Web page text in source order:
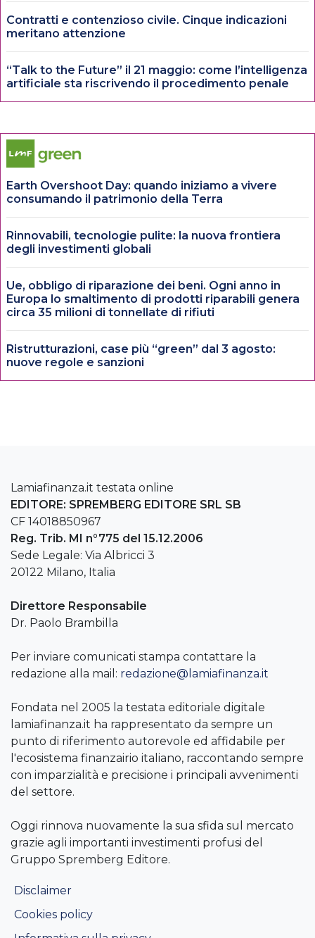
Contratti e contenzioso civile. Cinque indicazioni
meritano attenzione
“Talk to the Future” il 21 maggio: come l’intelligenza
artificiale sta riscrivendo il procedimento penale
Earth Overshoot Day: quando iniziamo a vivere
consumando il patrimonio della Terra
Rinnovabili, tecnologie pulite: la nuova frontiera
degli investimenti globali
Ue, obbligo di riparazione dei beni. Ogni anno in
Europa lo smaltimento di prodotti riparabili genera
circa 35 milioni di tonnellate di rifiuti
Ristrutturazioni, case più “green” dal 3 agosto:
nuove regole e sanzioni
Lamiafinanza.it testata online
EDITORE: SPREMBERG EDITORE SRL SB
CF 14018850967
Reg. Trib. MI n°775 del 15.12.2006
Sede Legale: Via Albricci 3
20122 Milano, Italia
Direttore Responsabile
Dr. Paolo Brambilla
Per inviare comunicati stampa contattare la
redazione alla mail: redazione@lamiafinanza.it
Fondata nel 2005 la testata editoriale digitale
lamiafinanza.it ha rappresentato da sempre un
punto di riferimento autorevole ed affidabile per
l'ecosistema finanzairio italiano, raccontando sempre
con imparzialità e precisione i principali avvenimenti
del settore.
Oggi rinnova nuovamente la sua sfida sul mercato
grazie agli importanti investimenti profusi del
Gruppo Spremberg Editore.
Disclaimer
Cookies policy